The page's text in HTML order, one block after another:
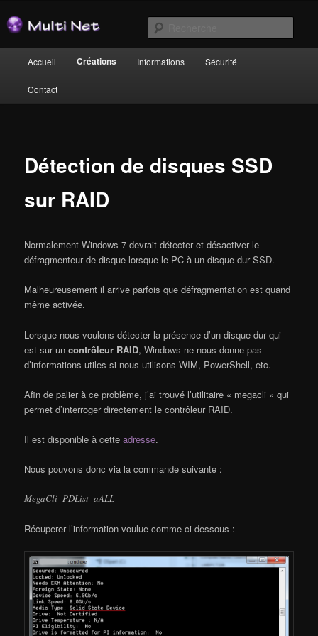
au
contenu
principalMulti-Net
principal
Accueil Créations Informations Sécurité
Contact
Détection de disques SSD
sur RAID
Normalement Windows 7 devrait détecter et désactiver le
défragmenteur de disque lorsque le PC à un disque dur SSD.
Malheureusement il arrive parfois que défragmentation est quand
même activée.
Lorsque nous voulons détecter la présence d’un disque dur qui
est sur un contrôleur RAID, Windows ne nous donne pas
d’informations utiles si nous utilisons WIM, PowerShell, etc.
Afin de palier à ce problème, j’ai trouvé l’utilitaire « megacli » qui
permet d’interroger directement le contrôleur RAID.
Il est disponible à cetteadresse.
Nous pouvons donc via la commande suivante :
MegaCli -PDList -aALL
Récuperer l’information voulue comme ci-dessous :